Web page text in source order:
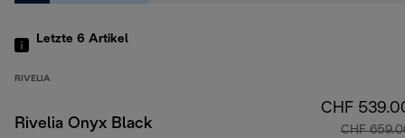
Letzte 6 Artikel
RIVELIA
Rivelia Onyx Black
CHF
CHF